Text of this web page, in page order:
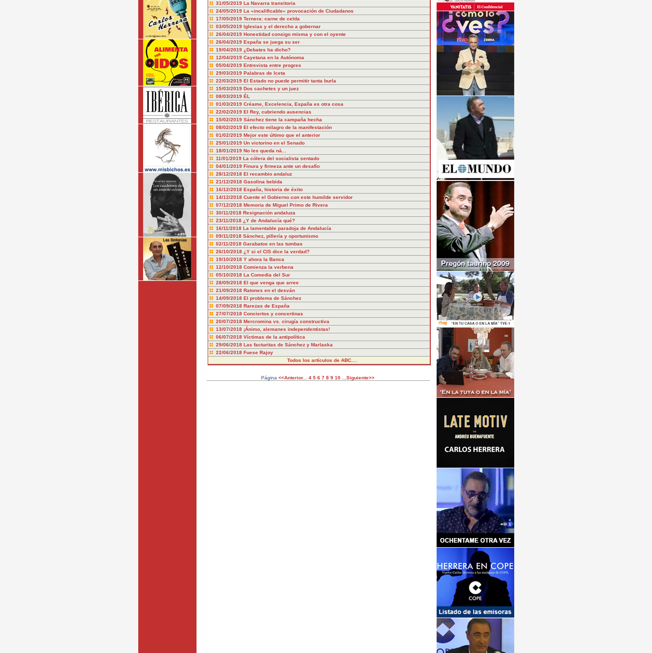
31/05/2019 La Navarra transitoria
24/05/2019 La «incalificable» provocación de Ciudadanos
17/05/2019 Ternera: carne de celda
03/05/2019 Iglesias y el derecho a gobernar
26/04/2019 Honestidad consigo misma y con el oyente
26/04/2019 España se juega su ser
19/04/2019 ¿Debates ha dicho?
12/04/2019 Cayetana en la Autónoma
05/04/2019 Entrevista entre progres
29/03/2019 Palabras de Iceta
22/03/2019 El Estado no puede permitir tanta burla
15/03/2019 Dos cachetes y un juez
08/03/2019 ÉL
01/03/2019 Créame, Excelencia, España es otra cosa
22/02/2019 El Rey, cubriendo ausencias
15/02/2019 Sánchez tiene la campaña hecha
08/02/2019 El efecto milagro de la manifestación
01/02/2019 Mejor este último que el anterior
25/01/2019 Un victorino en el Senado
18/01/2019 No les queda ná...
11/01/2019 La cólera del socialista sentado
04/01/2019 Finura y firmeza ante un desafío
28/12/2018 El recambio andaluz
21/12/2018 Gasolina bebida
16/12/2018 España, historia de éxito
14/12/2018 Cuente el Gobierno con este humilde servidor
07/12/2018 Memoria de Miguel Primo de Rivera
30/11/2018 Resignación andaluza
23/11/2018 ¿Y de Andalucía qué?
16/11/2018 La lamentable paradoja de Andalucía
09/11/2018 Sánchez, pillería y oportunismo
02/11/2018 Garabatos en las tumbas
26/10/2018 ¿Y si el CIS dice la verdad?
19/10/2018 Y ahora la Banca
12/10/2018 Comienza la verbena
05/10/2018 La Comedia del Sur
28/09/2018 El que venga que arree
21/09/2018 Ratones en el desván
14/09/2018 El problema de Sánchez
07/09/2018 Rarezas de España
27/07/2018 Conciertos y concertinas
20/07/2018 Mercromina vs. cirugía constructiva
13/07/2018 ¡Ánimo, alemanes independentistas!
06/07/2018 Víctimas de la antipolítica
29/06/2018 Las facturitas de Sánchez y Marlaska
22/06/2018 Fuese Rajoy
Todos los artículos de ABC....
Página <<Anterior... 4 5 6 7 8 9 10 ...Siguiente>>